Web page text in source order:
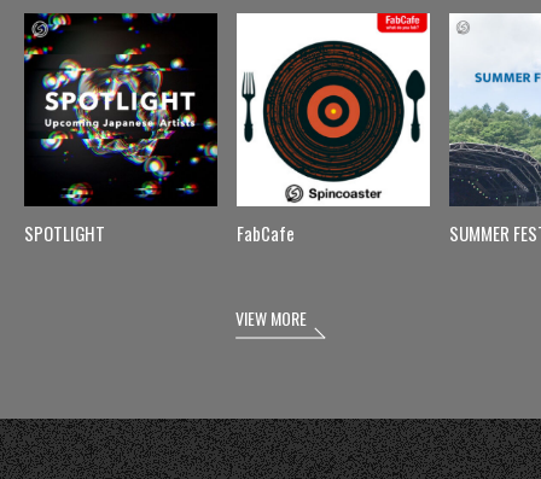
SPOTLIGHT FabCafe SUMMER
VIEW MORE